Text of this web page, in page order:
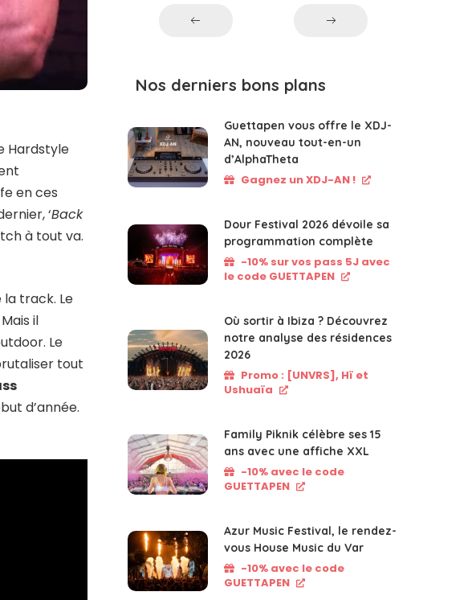
Hardstyle
en ces
‘Back
à tout va.
track. Le
il
Le
tout
d’année.
Nos derniers bons plans
Guettapen vous offre le XDJ-
AN, nouveau tout-en-un
d’AlphaTheta
Gagnez un XDJ-AN !
Dour Festival 2026 dévoile sa
programmation complète
-10% sur vos pass 5J avec
le code GUETTAPEN
Où sortir à Ibiza ? Découvrez
notre analyse des résidences
2026
Promo : [UNVRS], Hï et
Ushuaïa
Family Piknik célèbre ses 15
ans avec une affiche XXL
-10% avec le code
GUETTAPEN
Azur Music Festival, le rendez-
vous House Music du Var
-10% avec le code
GUETTAPEN